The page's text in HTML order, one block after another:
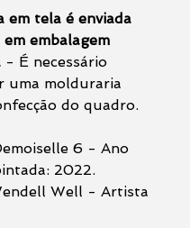
em tela é enviada
embalagem
- É necessário
uma molduraria
do quadro.
6 - Ano
2022.
Well - Artista